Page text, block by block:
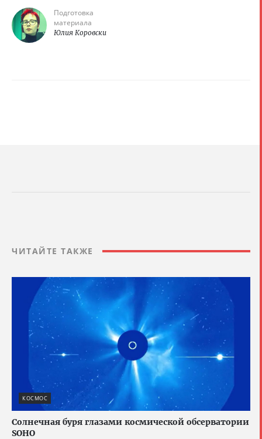
Подготовка
материала
Юлия Коровски
ЧИТАЙТЕ ТАКЖЕ
КОСМОС
Солнечная буря глазами космической обсерватории
SOHO